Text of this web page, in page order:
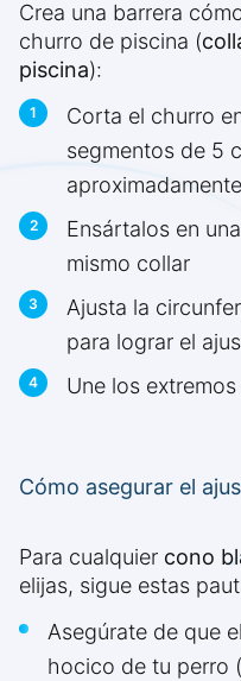
Crea una barrera
churro de piscina (
piscina):
Corta el churro
segmentos de 5
Ensártalos en
mismo collar
Ajusta la
para lograr el
Une los
Cómo asegurar el
Para cualquier cono
elijas, sigue estas
Asegúrate de que
hocico de tu perro (